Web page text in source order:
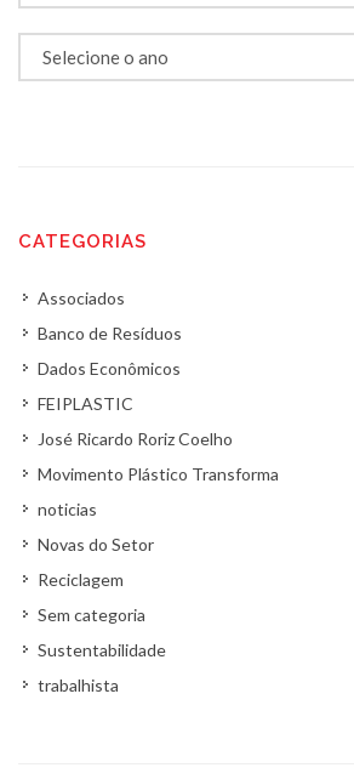
CATEGORIAS
Associados
Banco de Resíduos
Dados Econômicos
FEIPLASTIC
José Ricardo Roriz Coelho
Movimento Plástico Transforma
noticias
Novas do Setor
Reciclagem
Sem categoria
Sustentabilidade
trabalhista